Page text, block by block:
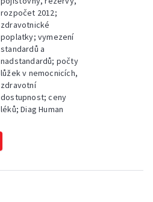
rozpočet 2012;
zdravotnické
poplatky; vymezení
standardů a
nadstandardů; počty
lůžek v nemocnicích,
zdravotní
dostupnost; ceny
léků; Diag Human